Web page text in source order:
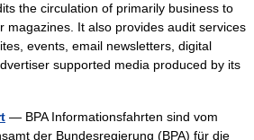
the circulation of primarily business to
magazines. It also provides audit services
events, email newsletters, digital
supported media produced by its
— BPA Informationsfahrten sind vom
der Bundesregierung (BPA) für die